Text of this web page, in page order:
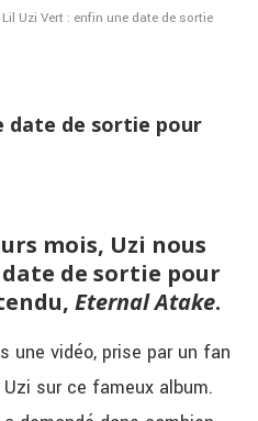
Lil Uzi Vert : enfin une date de sortie
date de sortie pour
mois, Uzi nous
de sortie pour
Eternal Atake.
une vidéo, prise par un fan
sur ce fameux album.